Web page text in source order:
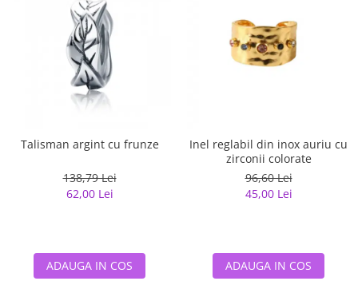
Talisman argint cu frunze
138,79 Lei
62,00 Lei
ADAUGA IN COS
Inel reglabil din inox auriu cu
zirconii colorate
96,60 Lei
45,00 Lei
ADAUGA IN COS